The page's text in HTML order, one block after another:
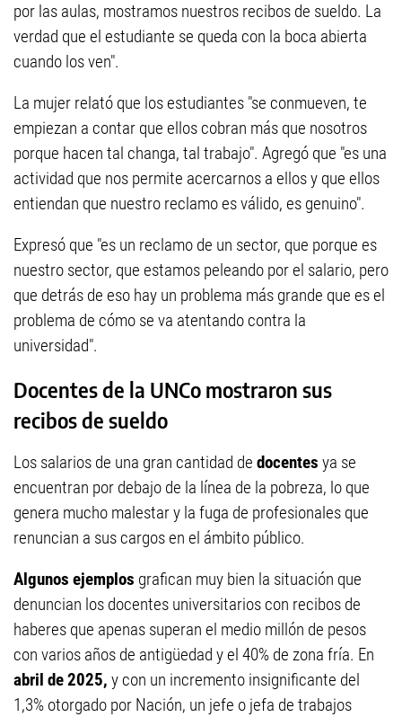
por las aulas, mostramos nuestros recibos de sueldo. La
verdad que el estudiante se queda con la boca abierta
cuando los ven".
La mujer relató que los estudiantes "se conmueven, te
empiezan a contar que ellos cobran más que nosotros
porque hacen tal changa, tal trabajo". Agregó que "es una
actividad que nos permite acercarnos a ellos y que ellos
entiendan que nuestro reclamo es válido, es genuino".
Expresó que "es un reclamo de un sector, que porque es
nuestro sector, que estamos peleando por el salario, pero
que detrás de eso hay un problema más grande que es el
problema de cómo se va atentando contra la
universidad".
Docentes de la UNCo mostraron sus
recibos de sueldo
Los salarios de una gran cantidad de docentes ya se
encuentran por debajo de la línea de la pobreza, lo que
genera mucho malestar y la fuga de profesionales que
renuncian a sus cargos en el ámbito público.
Algunos ejemplos grafican muy bien la situación que
denuncian los docentes universitarios con recibos de
haberes que apenas superan el medio millón de pesos
con varios años de antigüedad y el 40% de zona fría. En
abril de 2025, y con un incremento insignificante del
1,3% otorgado por Nación, un jefe o jefa de trabajos